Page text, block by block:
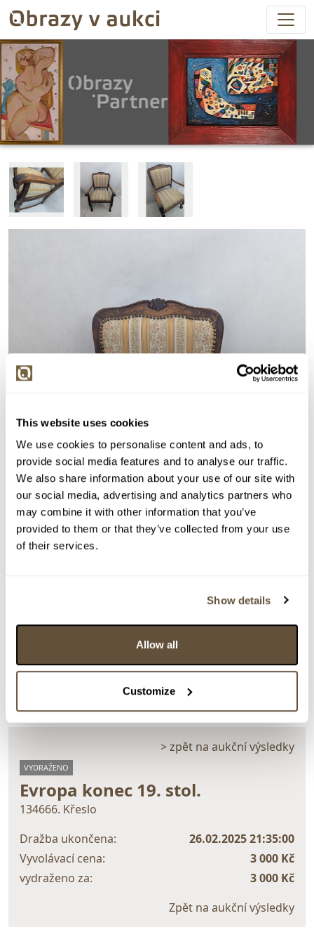
This website uses cookies
We use cookies to personalise content and ads, to
provide social media features and to analyse our traffic.
We also share information about your use of our site with
our social media, advertising and analytics partners who
may combine it with other information that you’ve
provided to them or that they’ve collected from your use
of their services.
Show details
Allow all
Customize
> Zobrazit detail položky a informace o autorovi
> zpět na aukční výsledky
VYDRAŽENO
Evropa konec 19. stol.
134666. Křeslo
Dražba ukončena:
26.02.2025 21:35:00
Vyvolávací cena:
3 000 Kč
vydraženo za:
3 000 Kč
Zpět na aukční výsledky